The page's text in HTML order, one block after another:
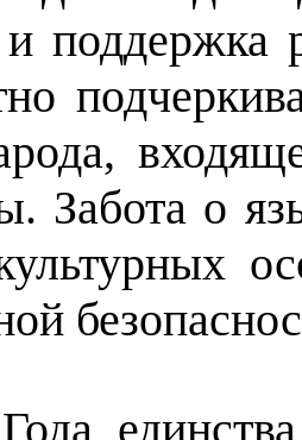
поддержка
Забота о